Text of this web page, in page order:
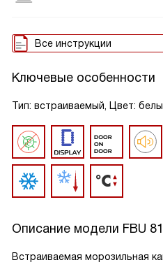
Все инструкции
Ключевые особенности
Тип: встраиваемый, Цвет:
Описание модели FBU
Встраиваемая морозильная